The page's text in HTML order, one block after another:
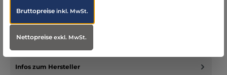
Beschreibung
Bereit für jede Herausforderung Der TT FIRST RESPONDER Mk
kritisc…Mehr
Infos zum Hersteller
Bruttopreiseinkl. MwSt.
Nettopreiseexkl. MwSt.